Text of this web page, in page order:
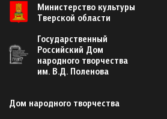
Министерство культуры
Тверской области
Государственный
Российский Дом
народного творчества
им. В.Д. Поленова
Дом народного творчества